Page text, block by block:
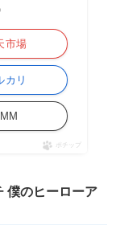
市場
カリ
ポチップ
僕のヒーローア